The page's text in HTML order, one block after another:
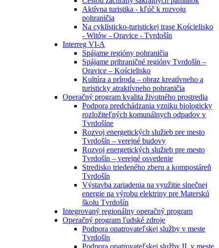
Aktívna turistika - kľúč k rozvoju
pohraničia
Na cyklisticko-turistickej trase Kościelisko
- Witów - Oravice - Tvrdošín
Interreg VI-A
Spájame regióny pohraničia
Spájame prihraničné regióny Tvrdošín –
Oravice – Kościelisko
Kultúra a príroda – obraz kreatívneho a
turisticky atraktívneho pohraničia
Operačný program kvalita životného prostredia
Podpora predchádzania vzniku biologicky
rozložiteľných komunálnych odpadov v
Tvrdošíne
Rozvoj energetických služieb pre mesto
Tvrdošín – verejné budovy
Rozvoj energetických služieb pre mesto
Tvrdošín – verejné osvetlenie
Stredisko triedeného zberu a kompostáreň
Tvrdošín
Výstavba zariadenia na využitie slnečnej
energie na výrobu elektriny pre Materskú
školu Tvrdošín
Integrovaný regionálny operačný program
Operačný program ľudské zdroje
Podpora opatrovateľskej služby v meste
Tvrdošín
Podpora opatrovateľskej služby II. v meste